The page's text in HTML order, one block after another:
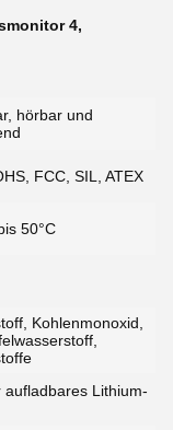
4,
hörbar und
FCC, SIL, ATEX
50°C
Kohlenmonoxid,
aufladbares Lithium-